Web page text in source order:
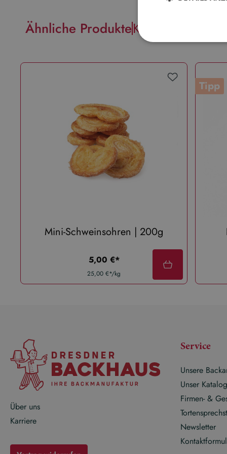
Ähnliche ProdukteKunden kauften
Mini-Schweinsohren | 200g
regulärer preis:
5,00 €*
25,00 €*/kg
Tipp
Über uns
Karriere
Service
Unsere
Unser Katalog
Firmen- &
Newsletter